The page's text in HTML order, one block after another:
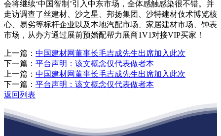
会将继续‘中国智制’引入中东市场，全体感触感染很不错。并
走访调查了丝建材、沙之星、邦扬集团、沙特建材伎术博览核
心、易劣等标杆企业以及本地汽配市场、家居建材市场、钟表
市场，从办方通过展前预婚配帮力展商1V1对接VIP买家！
上一篇： 中国建材网董事长毛吉成先生出席加入此次
下一篇： 平台声明：该文概念仅代表做者本
上一篇： 中国建材网董事长毛吉成先生出席加入此次
下一篇： 平台声明：该文概念仅代表做者本
返回列表